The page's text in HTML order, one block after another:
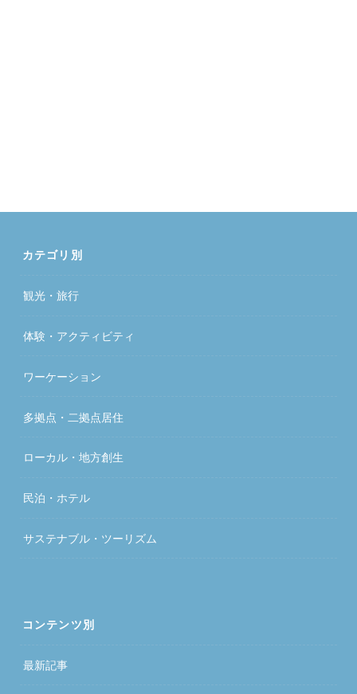
カテゴリ別
観光・旅行
体験・アクティビティ
ワーケーション
多拠点・二拠点居住
ローカル・地方創生
民泊・ホテル
サステナブル・ツーリズム
コンテンツ別
最新記事